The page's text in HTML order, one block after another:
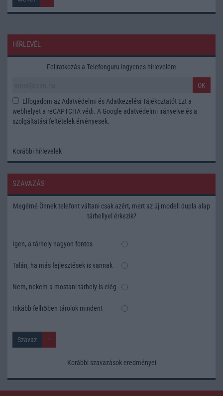
HÍRLEVÉL
Feliratkozás a Telefonguru ingyenes hírlevelére
OK
Elfogadom az Adatvédelmi és Adatkezelési Tájékoztatót Ezt a
webhelyet a reCAPTCHA védi. A Google adatvédelmi irányelve és a
szolgáltatási feltételek érvényesek.
Korábbi hírlevelek
SZAVAZÁS
Megérné Önnek telefont váltani csak azért, mert az új modell dupla alap
tárhellyel érkezik?
Igen, a tárhely nagyon fontos
Talán, ha más fejlesztések is vannak
Nem, nekem a mostani tárhely is elég
Inkább felhőben tárolok mindent
Korábbi szavazások eredményei